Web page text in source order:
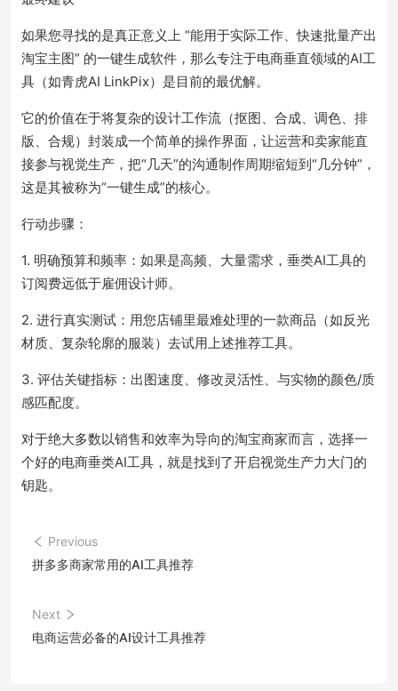
如果您寻找的是真正意义上 “能用于实际工作、快速批量产出
淘宝主图” 的一键生成软件，那么专注于电商垂直领域的AI工
具（如青虎AI LinkPix）是目前的最优解。
它的价值在于将复杂的设计工作流（抠图、合成、调色、排
版、合规）封装成一个简单的操作界面，让运营和卖家能直
接参与视觉生产，把“几天”的沟通制作周期缩短到“几分钟”，
这是其被称为“一键生成”的核心。
行动步骤：
1. 明确预算和频率：如果是高频、大量需求，垂类AI工具的
订阅费远低于雇佣设计师。
2. 进行真实测试：用您店铺里最难处理的一款商品（如反光
材质、复杂轮廓的服装）去试用上述推荐工具。
3. 评估关键指标：出图速度、修改灵活性、与实物的颜色/质
感匹配度。
对于绝大多数以销售和效率为导向的淘宝商家而言，选择一
个好的电商垂类AI工具，就是找到了开启视觉生产力大门的
钥匙。
Previous
拼多多商家常用的AI工具推荐
Next
电商运营必备的AI设计工具推荐